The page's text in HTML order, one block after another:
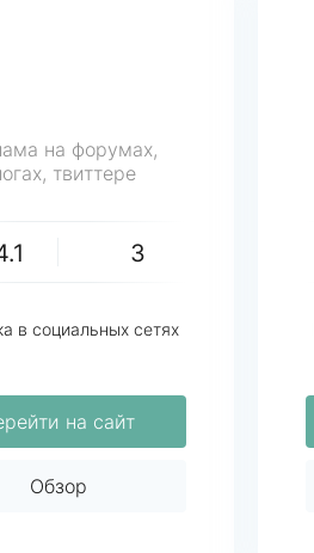
на форумах,
твиттере
3
в социальных сетях
на сайт
Обзор